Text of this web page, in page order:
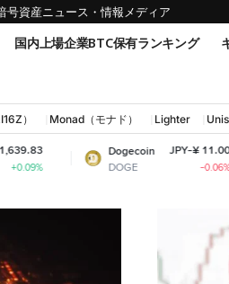
号資産ニュース・情報メディア
国内上場企業BTC保有ランキング
） Monad（モナド） Lighter
Dogecoin
DOGE
JPY-¥ 11.00